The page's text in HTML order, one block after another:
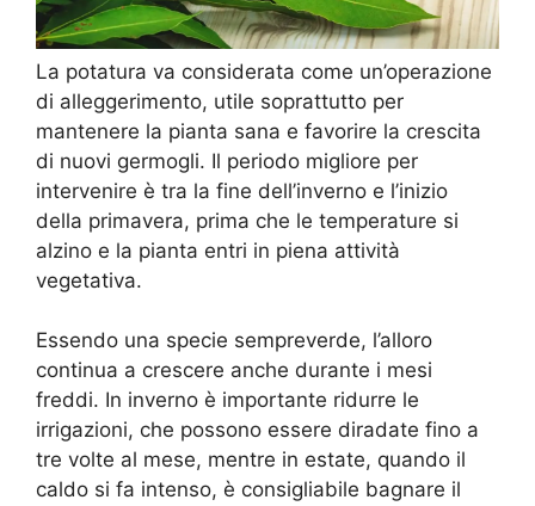
La potatura va considerata come un’operazione
di alleggerimento, utile soprattutto per
mantenere la pianta sana e favorire la crescita
di nuovi germogli. Il periodo migliore per
intervenire è tra la fine dell’inverno e l’inizio
della primavera, prima che le temperature si
alzino e la pianta entri in piena attività
vegetativa.
Essendo una specie sempreverde, l’alloro
continua a crescere anche durante i mesi
freddi. In inverno è importante ridurre le
irrigazioni, che possono essere diradate fino a
tre volte al mese, mentre in estate, quando il
caldo si fa intenso, è consigliabile bagnare il